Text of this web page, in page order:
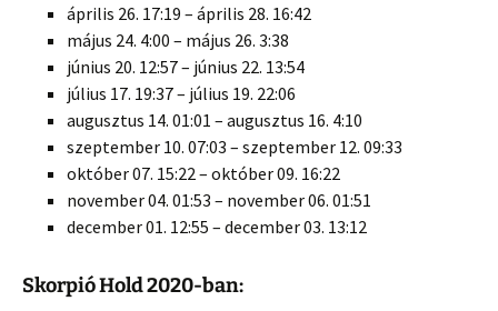
április 26. 17:19 – április 28. 16:42
május 24. 4:00 – május 26. 3:38
június 20. 12:57 – június 22. 13:54
július 17. 19:37 – július 19. 22:06
augusztus 14. 01:01 – augusztus 16. 4:10
szeptember 10. 07:03 – szeptember 12. 09:33
október 07. 15:22 – október 09. 16:22
november 04. 01:53 – november 06. 01:51
december 01. 12:55 – december 03. 13:12
Skorpió Hold 2020-ban: